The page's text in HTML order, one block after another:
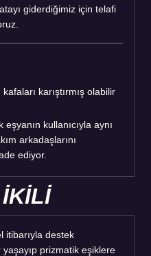
giderdiğimiz için telafi
karıştırmış olabilir
kullanıcıyla aynı
arkadaşlarını
ediyor.
itibarıyla destek
prizmatik eşiklere